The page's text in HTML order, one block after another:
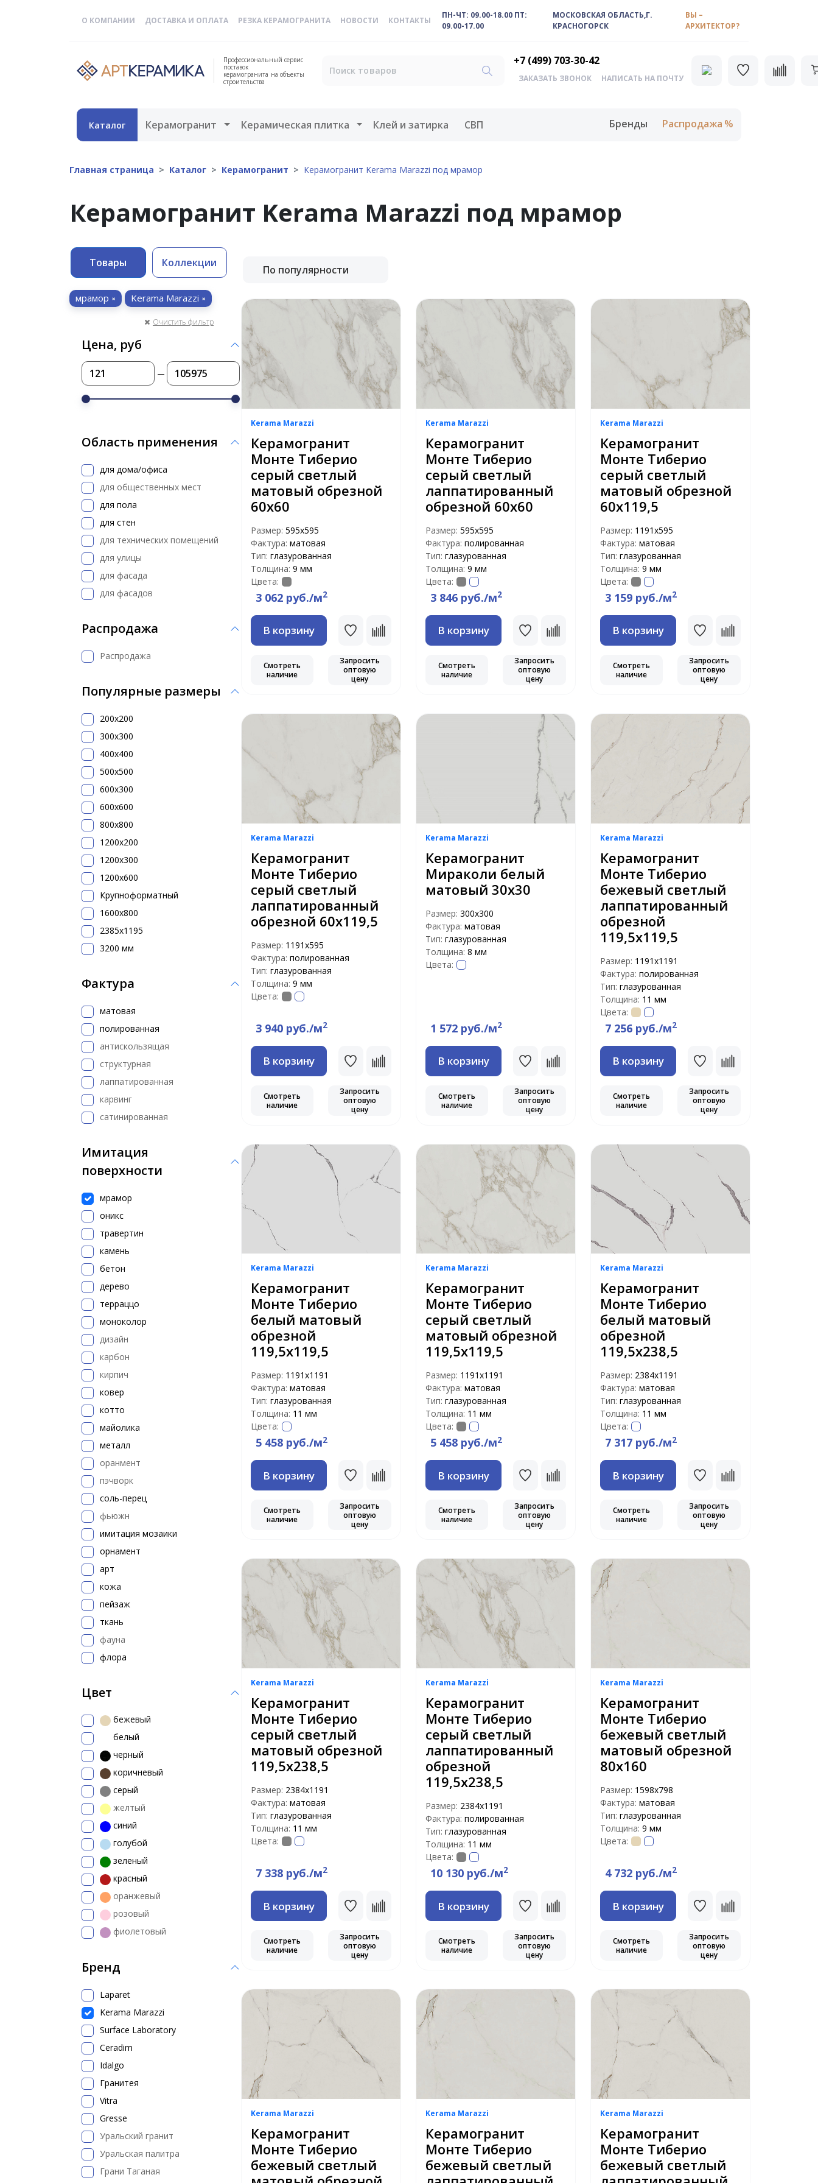
О КОМПАНИИ ДОСТАВКА И ОПЛАТА РЕЗКА КЕРАМОГРАНИТА НОВОСТИ КОНТАКТЫ
ПН-ЧТ: 09.00-18.00 ПТ:
09.00-17.00
МОСКОВСКАЯ ОБЛАСТЬ,Г.
КРАСНОГОРСК
ВЫ –
АРХИТЕКТОР?
Профессиональный сервис
поставок
керамогранита на объекты
строительства
+7 (499) 703-30-42
ЗАКАЗАТЬ ЗВОНОК НАПИСАТЬ НА ПОЧТУ
Каталог Керамогранит Открыть меню
Керамическая плитка Открыть меню
Клей и затирка СВП Бренды Распродажа
Главная страница Каталог Керамогранит Керамогранит Kerama Marazzi под мрамор
Керамогранит Kerama Marazzi под мрамор
Товары Коллекции
мрамор Kerama Marazzi
Очистить фильтр
Цена, руб
Область применения
для дома/офиса
для общественных мест
для пола
для стен
для технических помещений
для улицы
для фасада
для фасадов
Распродажа
Распродажа
Популярные размеры
200x200
300х300
400х400
500x500
600х300
600х600
800х800
1200x200
1200х300
1200х600
Крупноформатный
1600x800
2385x1195
3200 мм
Фактура
матовая
полированная
антискользящая
структурная
лаппатированная
карвинг
сатинированная
Имитация
поверхности
мрамор
оникс
травертин
камень
бетон
дерево
терраццо
моноколор
дизайн
карбон
кирпич
ковер
котто
майолика
металл
оранмент
пэчворк
соль-перец
фьюжн
имитация мозаики
орнамент
арт
кожа
пейзаж
ткань
фауна
флора
Цвет
бежевый
белый
черный
коричневый
серый
желтый
синий
голубой
зеленый
красный
оранжевый
розовый
фиолетовый
Бренд
Laparet
Kerama Marazzi
Surface Laboratory
Ceradim
Idalgo
Гранитея
Vitra
Gresse
Уральский гранит
Уральская палитра
Грани Таганая
По популярности
Kerama Marazzi
Керамогранит
Монте Тиберио
серый светлый
матовый обрезной
60х60
Размер: 595х595
Фактура: матовая
Тип: глазурованная
Толщина: 9 мм
Цвета:
3 062 руб./м2
В корзину
Смотреть
наличие
Запросить
оптовую
цену
Kerama Marazzi
Керамогранит
Монте Тиберио
серый светлый
лаппатированный
обрезной 60х60
Размер: 595х595
Фактура: полированная
Тип: глазурованная
Толщина: 9 мм
Цвета:
3 846 руб./м2
В корзину
Смотреть
наличие
Запросить
оптовую
цену
Kerama Marazzi
Керамогранит
Монте Тиберио
серый светлый
матовый обрезной
60х119,5
Размер: 1191х595
Фактура: матовая
Тип: глазурованная
Толщина: 9 мм
Цвета:
3 159 руб./м2
В корзину
Смотреть
наличие
Запросить
оптовую
цену
Kerama Marazzi
Керамогранит
Монте Тиберио
серый светлый
лаппатированный
обрезной 60х119,5
Размер: 1191х595
Фактура: полированная
Тип: глазурованная
Толщина: 9 мм
Цвета:
3 940 руб./м2
В корзину
Смотреть
наличие
Запросить
оптовую
цену
Kerama Marazzi
Керамогранит
Мираколи белый
матовый 30х30
Размер: 300х300
Фактура: матовая
Тип: глазурованная
Толщина: 8 мм
Цвета:
1 572 руб./м2
В корзину
Смотреть
наличие
Запросить
оптовую
цену
Kerama Marazzi
Керамогранит
Монте Тиберио
бежевый светлый
лаппатированный
обрезной
119,5х119,5
Размер: 1191х1191
Фактура: полированная
Тип: глазурованная
Толщина: 11 мм
Цвета:
7 256 руб./м2
В корзину
Смотреть
наличие
Запросить
оптовую
цену
Kerama Marazzi
Керамогранит
Монте Тиберио
белый матовый
обрезной
119,5х119,5
Размер: 1191х1191
Фактура: матовая
Тип: глазурованная
Толщина: 11 мм
Цвета:
5 458 руб./м2
В корзину
Смотреть
наличие
Запросить
оптовую
цену
Kerama Marazzi
Керамогранит
Монте Тиберио
серый светлый
матовый обрезной
119,5х119,5
Размер: 1191х1191
Фактура: матовая
Тип: глазурованная
Толщина: 11 мм
Цвета:
5 458 руб./м2
В корзину
Смотреть
наличие
Запросить
оптовую
цену
Kerama Marazzi
Керамогранит
Монте Тиберио
белый матовый
обрезной
119,5х238,5
Размер: 2384х1191
Фактура: матовая
Тип: глазурованная
Толщина: 11 мм
Цвета:
7 317 руб./м2
В корзину
Смотреть
наличие
Запросить
оптовую
цену
Kerama Marazzi
Керамогранит
Монте Тиберио
серый светлый
матовый обрезной
119,5х238,5
Размер: 2384х1191
Фактура: матовая
Тип: глазурованная
Толщина: 11 мм
Цвета:
7 338 руб./м2
В корзину
Смотреть
наличие
Запросить
оптовую
цену
Kerama Marazzi
Керамогранит
Монте Тиберио
серый светлый
лаппатированный
обрезной
119,5х238,5
Размер: 2384х1191
Фактура: полированная
Тип: глазурованная
Толщина: 11 мм
Цвета:
10 130 руб./м2
В корзину
Смотреть
наличие
Запросить
оптовую
цену
Kerama Marazzi
Керамогранит
Монте Тиберио
бежевый светлый
матовый обрезной
80х160
Размер: 1598х798
Фактура: матовая
Тип: глазурованная
Толщина: 9 мм
Цвета:
4 732 руб./м2
В корзину
Смотреть
наличие
Запросить
оптовую
цену
Kerama Marazzi
Керамогранит
Монте Тиберио
бежевый светлый
Kerama Marazzi
Керамогранит
Монте Тиберио
бежевый светлый
Kerama Marazzi
Керамогранит
Монте Тиберио
бежевый светлый